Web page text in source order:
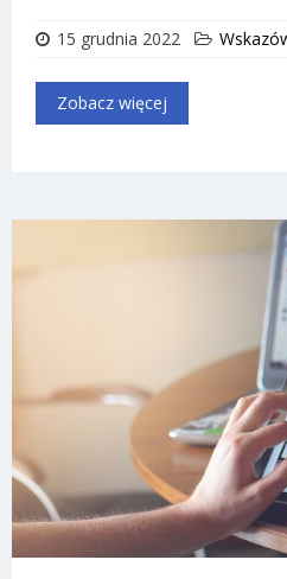
15 grudnia 2022
Zobacz więcej